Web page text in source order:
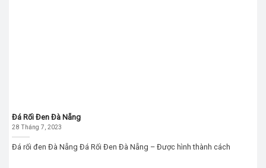
Đá Rối Đen Đà Nẵng
28 Tháng 7, 2023
Đá rối đen Đà Nẵng Đá Rối Đen Đà Nẵng – Được hình thành cách